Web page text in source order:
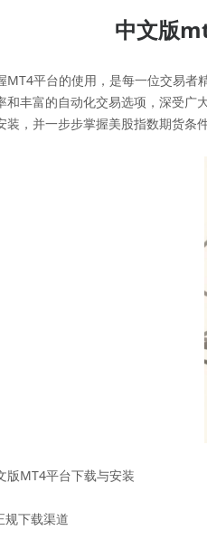
中文版
平台的使用，是每一位交易者
和丰富的自动化交易选项，深受
装，并一步步掌握美股指数期货条
MT4平台下载与安装
下载渠道